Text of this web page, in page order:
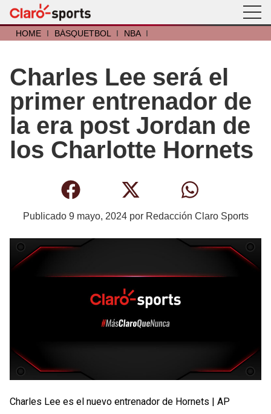
HOME I BÁSQUETBOL I NBA I
Charles Lee será el
primer entrenador de
la era post Jordan de
los Charlotte Hornets
Publicado 9 mayo, 2024por Redacción Claro Sports
Charles Lee es el nuevo entrenador de Hornets | AP